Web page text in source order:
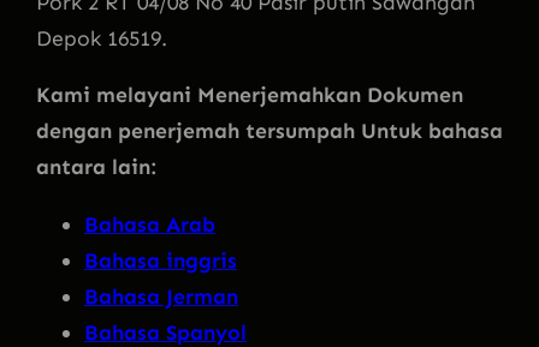
Depok 16519.
Kami melayani Menerjemahkan Dokumen
dengan penerjemah tersumpah Untuk bahasa
antara lain:
Bahasa Arab
Bahasa inggris
Bahasa Jerman
Bahasa Spanyol